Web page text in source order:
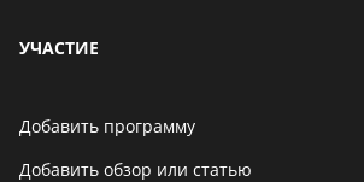
УЧАСТИЕ
Добавить программу
Добавить обзор или статью